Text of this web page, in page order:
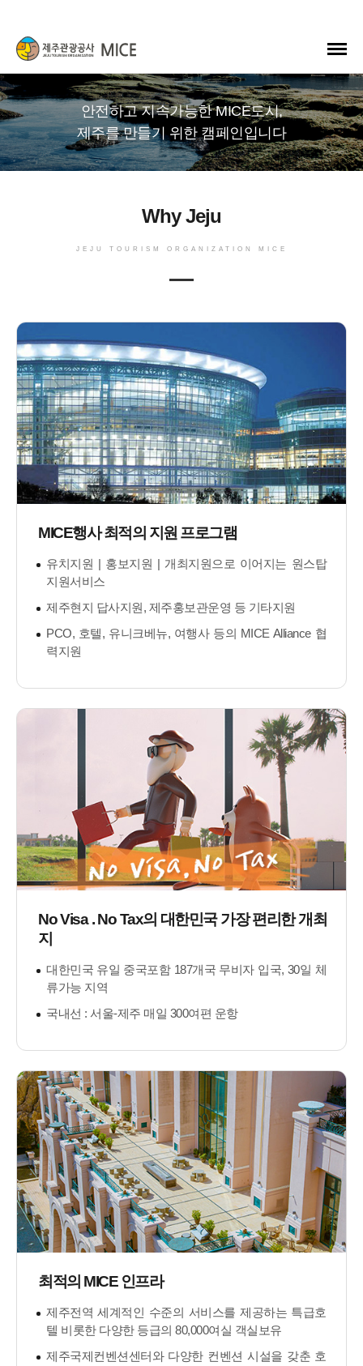
안전하고 지속가능한 MICE도시,
제주를 만들기 위한 캠페인입니다
Why Jeju
JEJU TOURISM ORGANIZATION MICE
MICE행사 최적의 지원 프로그램
유치지원 | 홍보지원 | 개최지원으로 이어지는 원스탑
지원서비스
제주현지 답사지원, 제주홍보관운영 등 기타지원
PCO, 호텔, 유니크베뉴, 여행사 등의 MICE Alliance 협
력지원
No Visa . No Tax의 대한민국 가장 편리한 개최
지
대한민국 유일 중국포함 187개국 무비자 입국, 30일 체
류가능 지역
국내선 : 서울-제주 매일 300여편 운항
최적의 MICE 인프라
제주전역 세계적인 수준의 서비스를 제공하는 특급호
텔 비롯한 다양한 등급의 80,000여실 객실보유
제주국제컨벤션센터와 다양한 컨벤션 시설을 갖춘 호